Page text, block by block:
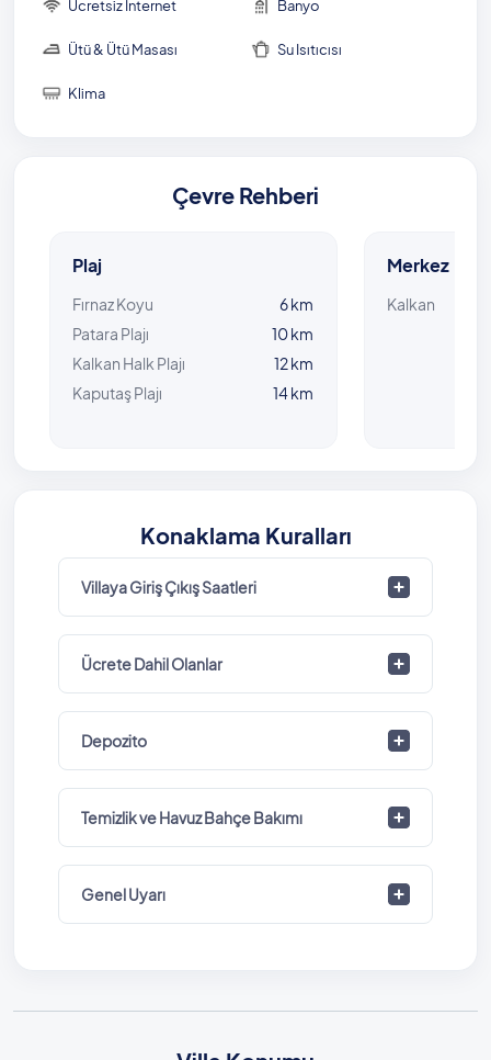
Ücretsiz İnternet Banyo
Ütü & Ütü Masası Su Isıtıcısı
Klima
Çevre Rehberi
Plaj
Fırnaz Koyu
6 km
Patara Plajı
10 km
Kalkan Halk Plajı
12 km
Kaputaş Plajı
14 km
Merkez
Kalkan
Konaklama Kuralları
Villaya Giriş Çıkış Saatleri
Ücrete Dahil Olanlar
Depozito
Temizlik ve Havuz Bahçe Bakımı
Genel Uyarı